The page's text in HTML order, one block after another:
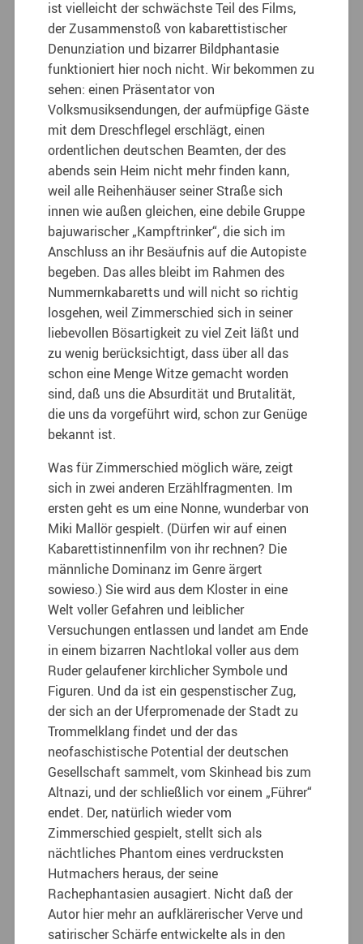
ist vielleicht der schwächste Teil des Films,
der Zusammenstoß von kabarettistischer
Denunziation und bizarrer Bildphantasie
funktioniert hier noch nicht. Wir bekommen zu
sehen: einen Präsentator von
Volksmusiksendungen, der aufmüpfige Gäste
mit dem Dreschflegel erschlägt, einen
ordentlichen deutschen Beamten, der des
abends sein Heim nicht mehr finden kann,
weil alle Reihenhäuser seiner Straße sich
innen wie außen gleichen, eine debile Gruppe
bajuwarischer „Kampftrinker“, die sich im
Anschluss an ihr Besäufnis auf die Autopiste
begeben. Das alles bleibt im Rahmen des
Nummernkabaretts und will nicht so richtig
losgehen, weil Zimmerschied sich in seiner
liebevollen Bösartigkeit zu viel Zeit läßt und
zu wenig berücksichtigt, dass über all das
schon eine Menge Witze gemacht worden
sind, daß uns die Absurdität und Brutalität,
die uns da vorgeführt wird, schon zur Genüge
bekannt ist.
Was für Zimmerschied möglich wäre, zeigt
sich in zwei anderen Erzählfragmenten. Im
ersten geht es um eine Nonne, wunderbar von
Miki Mallör gespielt. (Dürfen wir auf einen
Kabarettistinnenfilm von ihr rechnen? Die
männliche Dominanz im Genre ärgert
sowieso.) Sie wird aus dem Kloster in eine
Welt voller Gefahren und leiblicher
Versuchungen entlassen und landet am Ende
in einem bizarren Nachtlokal voller aus dem
Ruder gelaufener kirchlicher Symbole und
Figuren. Und da ist ein gespenstischer Zug,
der sich an der Uferpromenade der Stadt zu
Trommelklang findet und der das
neofaschistische Potential der deutschen
Gesellschaft sammelt, vom Skinhead bis zum
Altnazi, und der schließlich vor einem „Führer“
endet. Der, natürlich wieder vom
Zimmerschied gespielt, stellt sich als
nächtliches Phantom eines verdrucksten
Hutmachers heraus, der seine
Rachephantasien ausagiert. Nicht daß der
Autor hier mehr an aufklärerischer Verve und
satirischer Schärfe entwickelte als in den